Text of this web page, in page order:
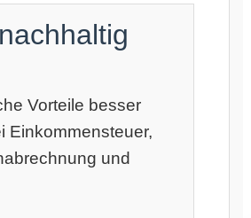
Vorteile besser
Einkommensteuer,
und